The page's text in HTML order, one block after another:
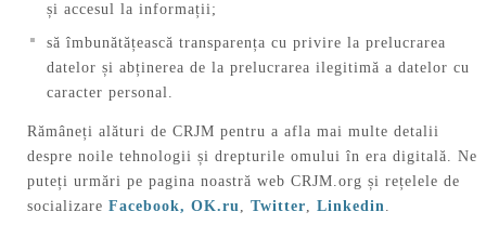
și accesul la informații;
să îmbunătățească transparența cu privire la prelucrarea
datelor și abținerea de la prelucrarea ilegitimă a datelor cu
caracter personal.
Rămâneți alături de CRJM pentru a afla mai multe detalii
despre noile tehnologii și drepturile omului în era digitală. Ne
puteți urmări pe pagina noastră web CRJM.org și rețelele de
socializare Facebook, OK.ru Twitter Linkedin